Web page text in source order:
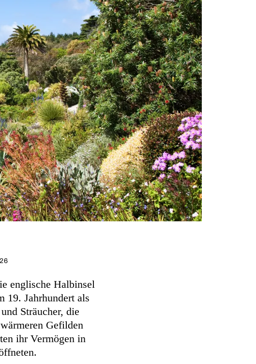
englische Halbinsel
19. Jahrhundert als
Sträucher, die
Gefilden
ihr Vermögen in